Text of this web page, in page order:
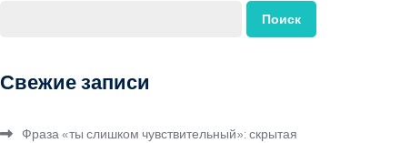
Поиск
Свежие записи
Фраза «ты слишком чувствительный»: скрытая